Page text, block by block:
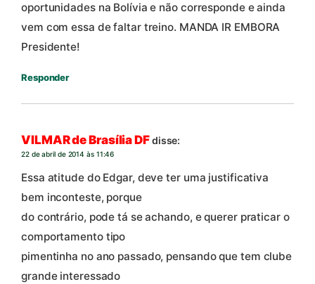
oportunidades na Bolívia e não corresponde e ainda
vem com essa de faltar treino. MANDA IR EMBORA
Presidente!
Responder
VILMAR de Brasília DFdisse:
22 de abril de 2014 às 11:46
Essa atitude do Edgar, deve ter uma justificativa
bem inconteste, porque
do contrário, pode tá se achando, e querer praticar o
comportamento tipo
pimentinha no ano passado, pensando que tem clube
grande interessado